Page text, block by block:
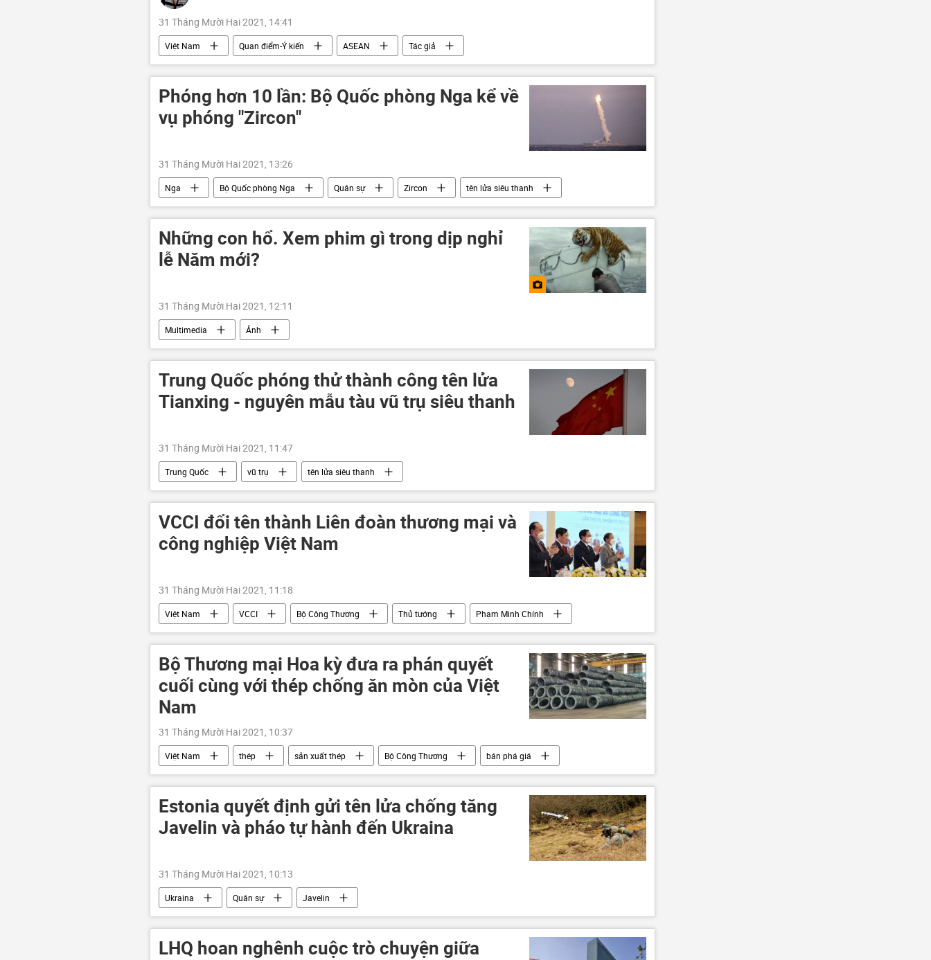
31 Tháng Mười Hai 2021, 14:41
Việt Nam Quan điểm-Ý kiến ASEAN Tác giả
Phóng hơn 10 lần: Bộ Quốc phòng Nga kể về
vụ phóng "Zircon"
31 Tháng Mười Hai 2021, 13:26
Nga Bộ Quốc phòng Nga Quân sự Zircon
tên lửa siêu thanh
Đô đốc Gorshkov
Yasen
Những con hổ. Xem phim gì trong dịp nghỉ
lễ Năm mới?
31 Tháng Mười Hai 2021, 12:11
Multimedia Ảnh
Trung Quốc phóng thử thành công tên lửa
Tianxing - nguyên mẫu tàu vũ trụ siêu thanh
31 Tháng Mười Hai 2021, 11:47
Trung Quốc vũ trụ tên lửa siêu thanh
VCCI đổi tên thành Liên đoàn thương mại và
công nghiệp Việt Nam
31 Tháng Mười Hai 2021, 11:18
Việt Nam VCCI Bộ Công Thương Thủ tướng
Phạm Minh Chính
Kinh tế
Bộ Thương mại Hoa kỳ đưa ra phán quyết
cuối cùng với thép chống ăn mòn của Việt
Nam
31 Tháng Mười Hai 2021, 10:37
Việt Nam thép sản xuất thép Bộ Công Thương
bán phá giá
Bộ Thương mại Hoa Kỳ (DOC)
vụ kiện Nhật Bản
Estonia quyết định gửi tên lửa chống tăng
Javelin và pháo tự hành đến Ukraina
31 Tháng Mười Hai 2021, 10:13
Ukraina Quân sự Javelin
LHQ hoan nghênh cuộc trò chuyện giữa